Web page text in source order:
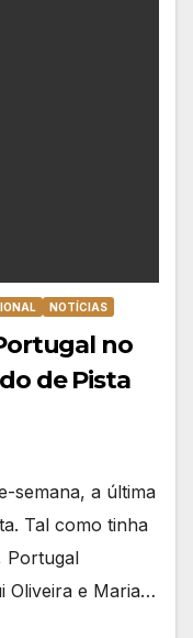
NOTÍCIAS
no
de Pista
semana, a última
Tal como tinha
Portugal
Oliveira e Maria…